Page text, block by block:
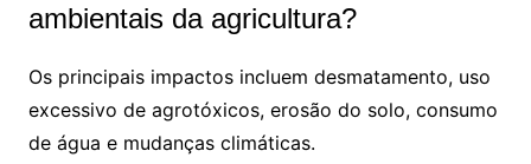
ambientais da agricultura?
Os principais impactos incluem desmatamento, uso
excessivo de agrotóxicos, erosão do solo, consumo
de água e mudanças climáticas.